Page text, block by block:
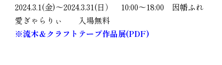
2024.3.1(金)～2024.3.31(日） 10:00～18:00 因幡ふれ
愛ぎゃらりぃ 入場無料
※流木＆クラフトテープ作品展(PDF)